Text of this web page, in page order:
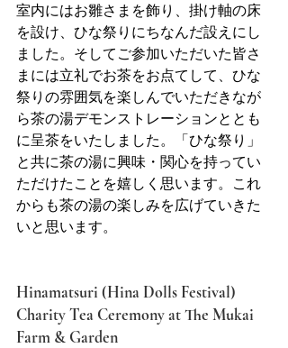
室内にはお雛さまを飾り、掛け軸の床
を設け、ひな祭りにちなんだ設えにし
ました。そしてご参加いただいた皆さ
まには立礼でお茶をお点てして、ひな
祭りの雰囲気を楽しんでいただきなが
ら茶の湯デモンストレーションととも
に呈茶をいたしました。「ひな祭り」
と共に茶の湯に興味・関心を持ってい
ただけたことを嬉しく思います。これ
からも茶の湯の楽しみを広げていきた
いと思います。
Hinamatsuri (Hina Dolls Festival)
Charity Tea Ceremony at The Mukai
Farm & Garden